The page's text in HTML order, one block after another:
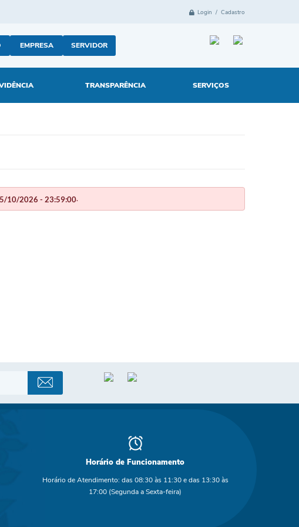
Login / Cadastro
EMPRESA SERVIDOR
TRANSPARÊNCIA SERVIÇOS
10/2026 - 23:59:00.
Horário de Funcionamento
Horário de Atendimento: das 08:30 às 11:30 e das 13:30 às
17:00 (Segunda a Sexta-feira)